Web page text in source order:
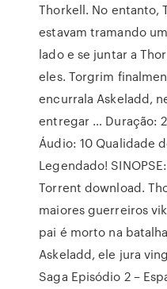
Thorkell. No entanto,
estavam tramando
lado e se juntar a
eles. Torgrim
encurrala Askeladd,
entregar … Duração:
Áudio: 10 Qualidade
Legendado!
Torrent download.
maiores guerreiros
pai é morto na
Askeladd, ele jura
Saga Episódio 2 –